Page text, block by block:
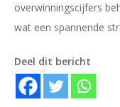
overwinningscijfers
wat een spannende
Deel dit bericht